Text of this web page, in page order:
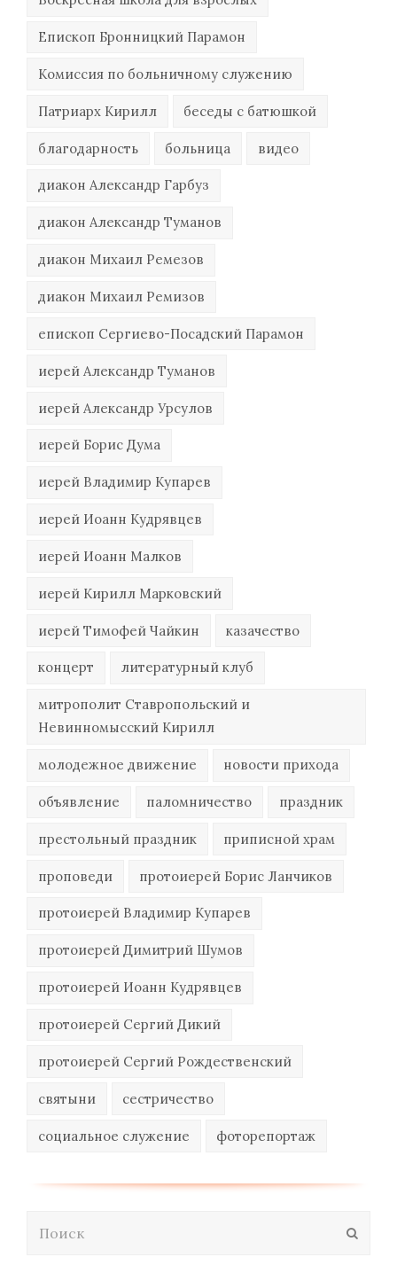
Епископ Бронницкий Парамон
Комиссия по больничному служению
Патриарх Кирилл беседы с батюшкой
благодарность больница видео
диакон Александр Гарбуз
диакон Александр Туманов
диакон Михаил Ремезов
диакон Михаил Ремизов
епископ Сергиево-Посадский Парамон
иерей Александр Туманов
иерей Александр Урсулов
иерей Борис Дума
иерей Владимир Купарев
иерей Иоанн Кудрявцев
иерей Иоанн Малков
иерей Кирилл Марковский
иерей Тимофей Чайкин казачество
концерт литературный клуб
митрополит Ставропольский и
Невинномысский Кирилл
молодежное движение новости прихода
объявление паломничество праздник
престольный праздник приписной храм
проповеди протоиерей Борис Ланчиков
протоиерей Владимир Купарев
протоиерей Димитрий Шумов
протоиерей Иоанн Кудрявцев
протоиерей Сергий Дикий
протоиерей Сергий Рождественский
святыни сестричество
социальное служение фоторепортаж